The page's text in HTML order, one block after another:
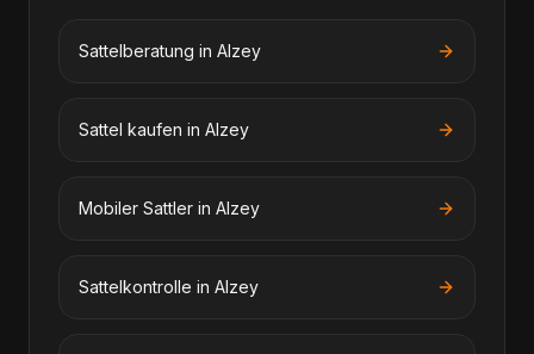
Sattelberatung in Alzey
Sattel kaufen in Alzey
Mobiler Sattler in Alzey
Sattelkontrolle in Alzey